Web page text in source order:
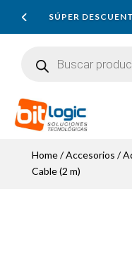
SÚPER
productos
Home/Accesorios /
Cable (2 m)